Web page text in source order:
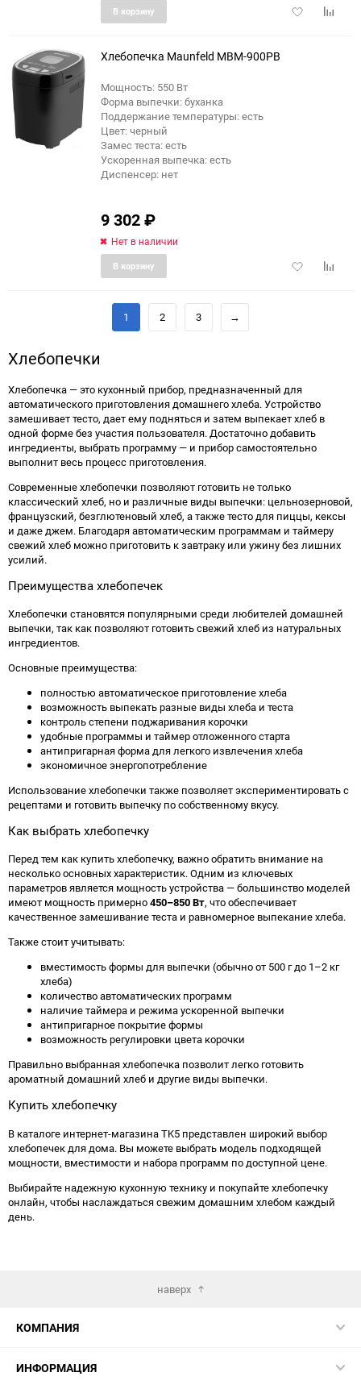
Добавить
В корзину
Хлебопечка Maunfeld MBM-900PB
Мощность: 550 Вт
Форма выпечки: буханка
Поддержание температуры: есть
Цвет: черный
Замес теста: есть
Ускоренная выпечка: есть
Диспенсер: нет
9 302₽
Нет в наличии
Добавить
В корзину
1 2 3 →
Хлебопечки
Хлебопечка — это кухонный прибор, предназначенный для
автоматического приготовления домашнего хлеба. Устройство
замешивает тесто, дает ему подняться и затем выпекает хлеб в
одной форме без участия пользователя. Достаточно добавить
ингредиенты, выбрать программу — и прибор самостоятельно
выполнит весь процесс приготовления.
Современные хлебопечки позволяют готовить не только
классический хлеб, но и различные виды выпечки: цельнозерновой,
французский, безглютеновый хлеб, а также тесто для пиццы, кексы
и даже джем. Благодаря автоматическим программам и таймеру
свежий хлеб можно приготовить к завтраку или ужину без лишних
усилий.
Преимущества хлебопечек
Хлебопечки становятся популярными среди любителей домашней
выпечки, так как позволяют готовить свежий хлеб из натуральных
ингредиентов.
Основные преимущества:
полностью автоматическое приготовление хлеба
возможность выпекать разные виды хлеба и теста
контроль степени поджаривания корочки
удобные программы и таймер отложенного старта
антипригарная форма для легкого извлечения хлеба
экономичное энергопотребление
Использование хлебопечки также позволяет экспериментировать с
рецептами и готовить выпечку по собственному вкусу.
Как выбрать хлебопечку
Перед тем как купить хлебопечку, важно обратить внимание на
несколько основных характеристик. Одним из ключевых
параметров является мощность устройства — большинство моделей
имеют мощность примерно450–850 Вт, что обеспечивает
качественное замешивание теста и равномерное выпекание хлеба.
Также стоит учитывать:
вместимость формы для выпечки (обычно от 500 г до 1–2 кг
хлеба)
количество автоматических программ
наличие таймера и режима ускоренной выпечки
антипригарное покрытие формы
возможность регулировки цвета корочки
Правильно выбранная хлебопечка позволит легко готовить
ароматный домашний хлеб и другие виды выпечки.
Купить хлебопечку
В каталоге интернет-магазина TK5 представлен широкий выбор
хлебопечек для дома. Вы можете выбрать модель подходящей
мощности, вместимости и набора программ по доступной цене.
Выбирайте надежную кухонную технику и покупайте хлебопечку
онлайн, чтобы наслаждаться свежим домашним хлебом каждый
день.
наверх
КОМПАНИЯ
ИНФОРМАЦИЯ